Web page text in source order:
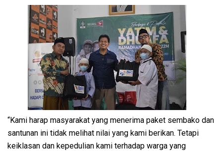
“Kami harap masyarakat yang menerima paket sembako dan
santunan ini tidak melihat nilai yang kami berikan. Tetapi
keiklasan dan kepedulian kami terhadap warga yang